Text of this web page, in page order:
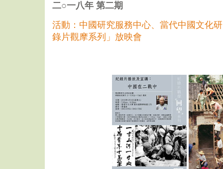
二○一八年 第二期
活動：中國研究服務中心、當代中國文化
錄片觀摩系列」放映會